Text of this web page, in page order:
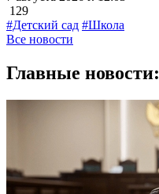
129
#Детский сад #Школа
Все новости
Главные новости: